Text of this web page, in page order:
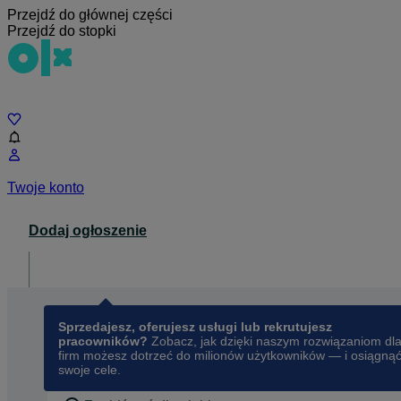
Przejdź do głównej części
Przejdź do stopki
Twoje konto
Dodaj ogłoszenie
Sprzedajesz, oferujesz usługi lub rekrutujesz
pracowników? Zobacz, jak dzięki naszym rozwiązaniom dla
firm możesz dotrzeć do milionów użytkowników — i osiągnąć
swoje cele.